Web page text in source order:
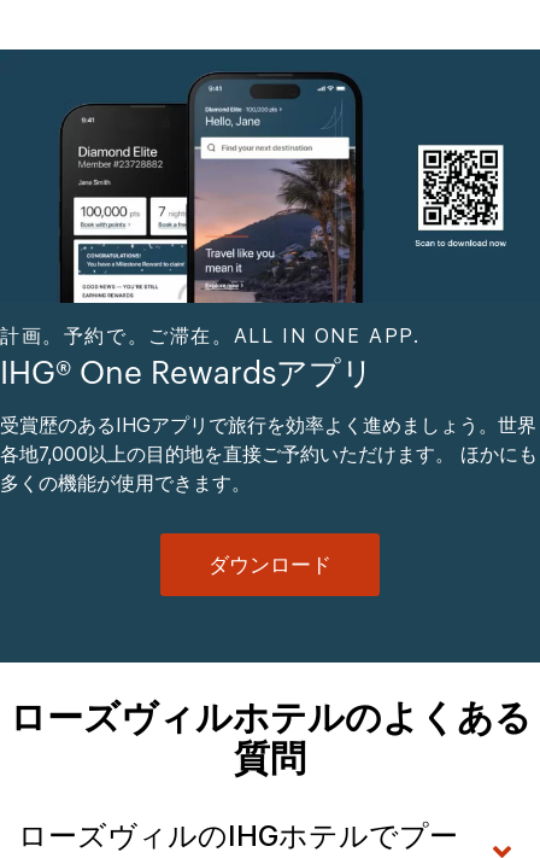
計画。予約で。ご滞在。ALL IN ONE APP.
IHG® One Rewardsアプリ
受賞歴のあるIHGアプリで旅行を効率よく進めましょう。世界
各地7,000以上の目的地を直接ご予約いただけます。 ほかにも
多くの機能が使用できます。
ダウンロード
ローズヴィルホテルのよくある
質問
ローズヴィルのIHGホテルでプー